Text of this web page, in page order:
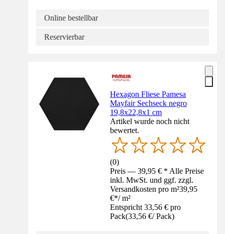
Online bestellbar
Reservierbar
Hexagon Fliese Pamesa
Mayfair Sechseck negro
19,8x22,8x1 cm
Artikel wurde noch nicht
bewertet.
(0)
Preis — 39,95 € * Alle Preise
inkl. MwSt. und ggf. zzgl.
Versandkosten pro m²39,95
€*/ m²
Entspricht 33,56 € pro
Pack(33,56 €/ Pack)